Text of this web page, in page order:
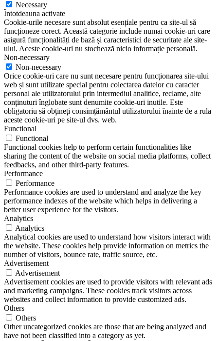
Necessary
Întotdeauna activate
Cookie-urile necesare sunt absolut esențiale pentru ca site-ul să
funcționeze corect. Această categorie include numai cookie-uri care
asigură funcționalități de bază și caracteristici de securitate ale site-
ului. Aceste cookie-uri nu stochează nicio informație personală.
Non-necessary
Non-necessary
Orice cookie-uri care nu sunt necesare pentru funcționarea site-ului
web și sunt utilizate special pentru colectarea datelor cu caracter
personal ale utilizatorului prin intermediul analitice, reclame, alte
conținuturi înglobate sunt denumite cookie-uri inutile. Este
obligatoriu să obțineți consimțământul utilizatorului înainte de a rula
aceste cookie-uri pe site-ul dvs. web.
Functional
Functional
Functional cookies help to perform certain functionalities like
sharing the content of the website on social media platforms, collect
feedbacks, and other third-party features.
Performance
Performance
Performance cookies are used to understand and analyze the key
performance indexes of the website which helps in delivering a
better user experience for the visitors.
Analytics
Analytics
Analytical cookies are used to understand how visitors interact with
the website. These cookies help provide information on metrics the
number of visitors, bounce rate, traffic source, etc.
Advertisement
Advertisement
Advertisement cookies are used to provide visitors with relevant ads
and marketing campaigns. These cookies track visitors across
websites and collect information to provide customized ads.
Others
Others
Other uncategorized cookies are those that are being analyzed and
have not been classified into a category as yet.